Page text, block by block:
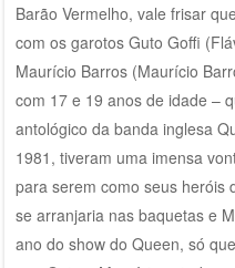
Barão Vermelho, vale frisar
com os garotos Guto Goffi
Maurício Barros (Maurício
com 17 e 19 anos de idade –
antológico da banda inglesa
1981, tiveram uma imensa
para serem como seus heróis
se arranjaria nas baquetas e
ano do show do Queen, só